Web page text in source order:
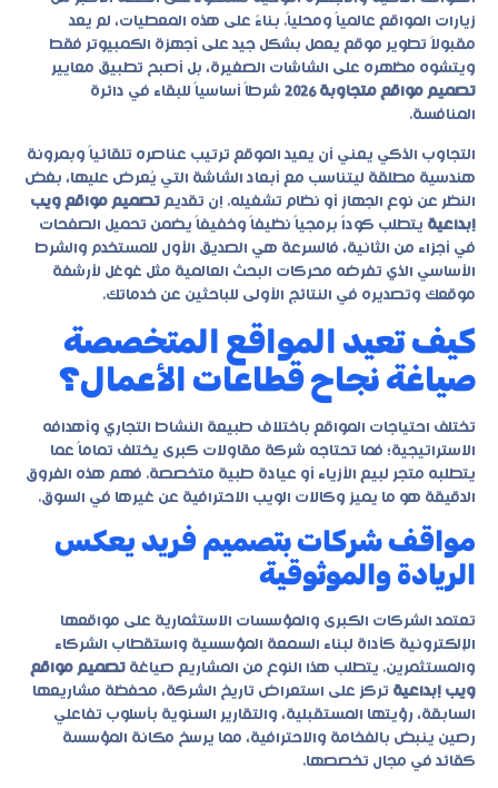
زيارات المواقع عالمياً ومحلياً. بناءً على هذه المعطيات، لم يعد
مقبولاً تطوير موقع يعمل بشكل جيد على أجهزة الكمبيوتر فقط
ويتشوه مظهره على الشاشات الصغيرة، بل أصبح تطبيق معايير
تصميم مواقع متجاوبة 2026
شرطاً أساسياً للبقاء في دائرة
المنافسة.
التجاوب الذكي يعني أن يعيد الموقع ترتيب عناصره تلقائياً وبمرونة
هندسية مطلقة ليتناسب مع أبعاد الشاشة التي يُعرض عليها، بغض
النظر عن نوع الجهاز أو نظام تشغيله. إن تقديم تصميم مواقع ويب
إبداعية يتطلب كوداً برمجياً نظيفاً وخفيفاً يضمن تحميل الصفحات
في أجزاء من الثانية، فالسرعة هي الصديق الأول للمستخدم والشرط
الأساسي الذي تفرضه محركات البحث العالمية مثل غوغل لأرشفة
موقعك وتصديره في النتائج الأولى للباحثين عن خدماتك.
كيف تعيد المواقع المتخصصة
صياغة نجاح قطاعات الأعمال؟
تختلف احتياجات المواقع باختلاف طبيعة النشاط التجاري وأهدافه
الاستراتيجية؛ فما تحتاجه شركة مقاولات كبرى يختلف تماماً عما
يتطلبه متجر لبيع الأزياء أو عيادة طبية متخصصة. فهم هذه الفروق
الدقيقة هو ما يميز وكالات الويب الاحترافية عن غيرها في السوق.
مواقف شركات بتصميم فريد يعكس
الريادة والموثوقية
تعتمد الشركات الكبرى والمؤسسات الاستثمارية على مواقعها
الإلكترونية كأداة لبناء السمعة المؤسسية واستقطاب الشركاء
والمستثمرين. يتطلب هذا النوع من المشاريع صياغة تصميم مواقع
ويب إبداعية تركز على استعراض تاريخ الشركة، محفظة مشاريعها
السابقة، رؤيتها المستقبلية، والتقارير السنوية بأسلوب تفاعلي
رصين ينبض بالفخامة والاحترافية، مما يرسخ مكانة المؤسسة
كقائد في مجال تخصصها.